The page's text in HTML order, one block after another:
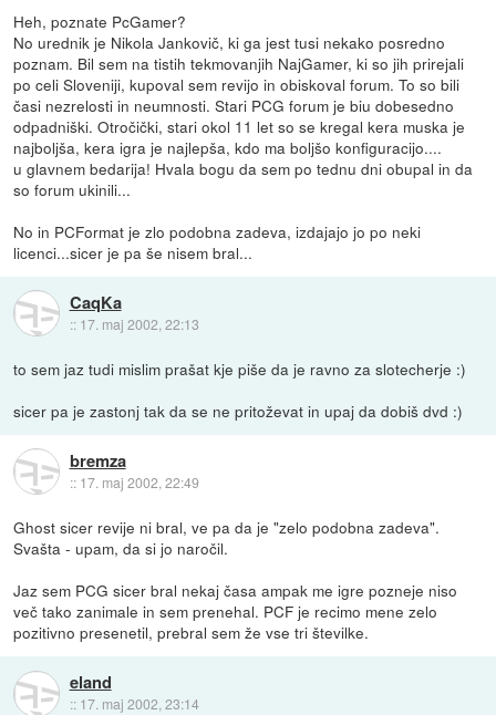
Heh, poznate PcGamer?
No urednik je Nikola Jankovič, ki ga jest tusi nekako posredno
poznam. Bil sem na tistih tekmovanjih NajGamer, ki so jih prirejali
po celi Sloveniji, kupoval sem revijo in obiskoval forum. To so bili
časi nezrelosti in neumnosti. Stari PCG forum je biu dobesedno
odpadniški. Otročički, stari okol 11 let so se kregal kera muska je
najboljša, kera igra je najlepša, kdo ma boljšo konfiguracijo....
u glavnem bedarija! Hvala bogu da sem po tednu dni obupal in da
so forum ukinili...
No in PCFormat je zlo podobna zadeva, izdajajo jo po neki
licenci...sicer je pa še nisem bral...
CaqKa
:: 17. maj 2002, 22:13
to sem jaz tudi mislim prašat kje piše da je ravno za slotecherje :)
sicer pa je zastonj tak da se ne pritoževat in upaj da dobiš dvd :)
bremza
:: 17. maj 2002, 22:49
Ghost sicer revije ni bral, ve pa da je "zelo podobna zadeva".
Svašta - upam, da si jo naročil.
Jaz sem PCG sicer bral nekaj časa ampak me igre pozneje niso
več tako zanimale in sem prenehal. PCF je recimo mene zelo
pozitivno presenetil, prebral sem že vse tri številke.
eland
:: 17. maj 2002, 23:14